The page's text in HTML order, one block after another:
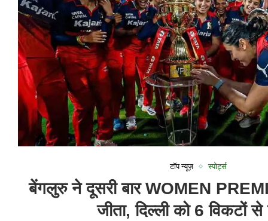
टॉप न्यूज़ स्पोर्ट्स
बेंगलुरु ने दूसरी बार WOMEN
जीता, दिल्ली को 6 विकटों से